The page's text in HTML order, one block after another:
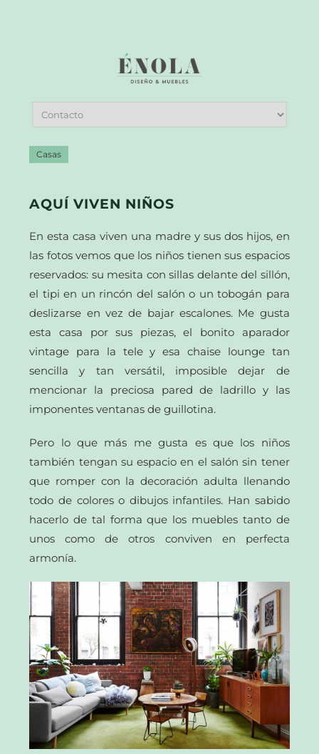
Casas
AQUÍ VIVEN NIÑOS
En esta casa viven una madre y sus dos hijos, en
las fotos vemos que los niños tienen sus espacios
reservados: su mesita con sillas delante del sillón,
el tipi en un rincón del salón o un tobogán para
deslizarse en vez de bajar escalones. Me gusta
esta casa por sus piezas, el bonito aparador
vintage para la tele y esa chaise lounge tan
sencilla y tan versátil, imposible dejar de
mencionar la preciosa pared de ladrillo y las
imponentes ventanas de guillotina.
Pero lo que más me gusta es que los niños
también tengan su espacio en el salón sin tener
que romper con la decoración adulta llenando
todo de colores o dibujos infantiles. Han sabido
hacerlo de tal forma que los muebles tanto de
unos como de otros conviven en perfecta
armonía.